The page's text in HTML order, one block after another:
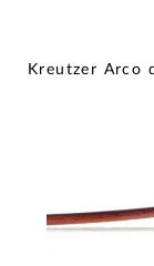
Kreutzer Arco